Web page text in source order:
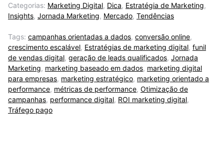
Categorias: Marketing Digital, Dica, Estratégia de Marketing,
Insights, Jornada Marketing, Mercado, Tendências
Tags: campanhas orientadas a dados, conversão online,
crescimento escalável, Estratégias de marketing digital, funil
de vendas digital, geração de leads qualificados, Jornada
Marketing, marketing baseado em dados, marketing digital
para empresas, marketing estratégico, marketing orientado a
performance, métricas de performance, Otimização de
campanhas, performance digital, ROI marketing digital,
Tráfego pago